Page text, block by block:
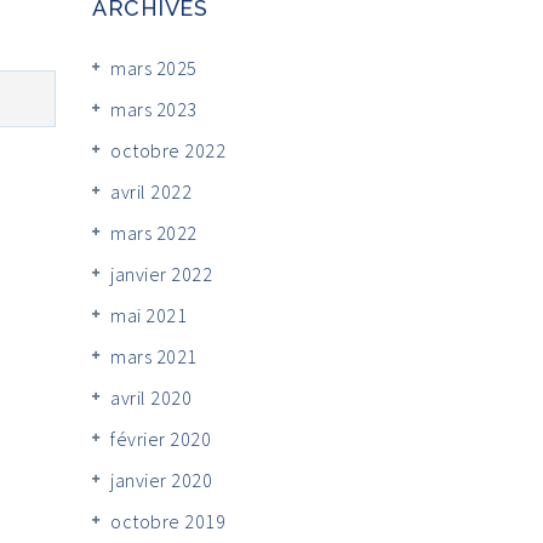
ARCHIVES
mars 2025
mars 2023
octobre 2022
avril 2022
mars 2022
janvier 2022
mai 2021
mars 2021
avril 2020
février 2020
janvier 2020
octobre 2019